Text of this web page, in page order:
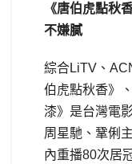
《唐伯虎點
不嫌膩
綜合LiTV、
伯虎點秋香》
漆》是台灣電
周星馳、鞏俐
內重播80次居